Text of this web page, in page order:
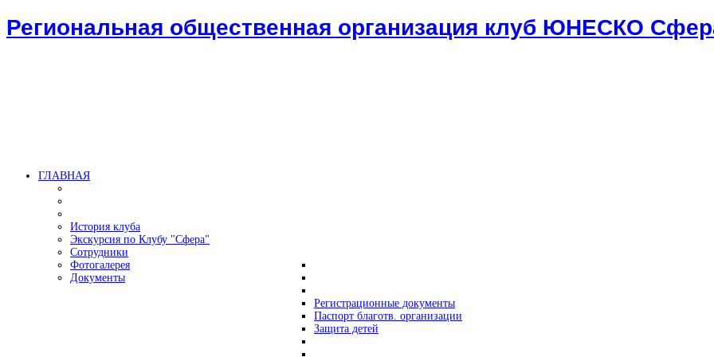
Региональная общественная организация клуб ЮНЕСКО
ГЛАВНАЯ
История клуба
Экскурсия по Клубу "Сфера"
Сотрудники
Фотогалерея
Документы
Регистрационные документы
Паспорт благотв. организации
Защита детей